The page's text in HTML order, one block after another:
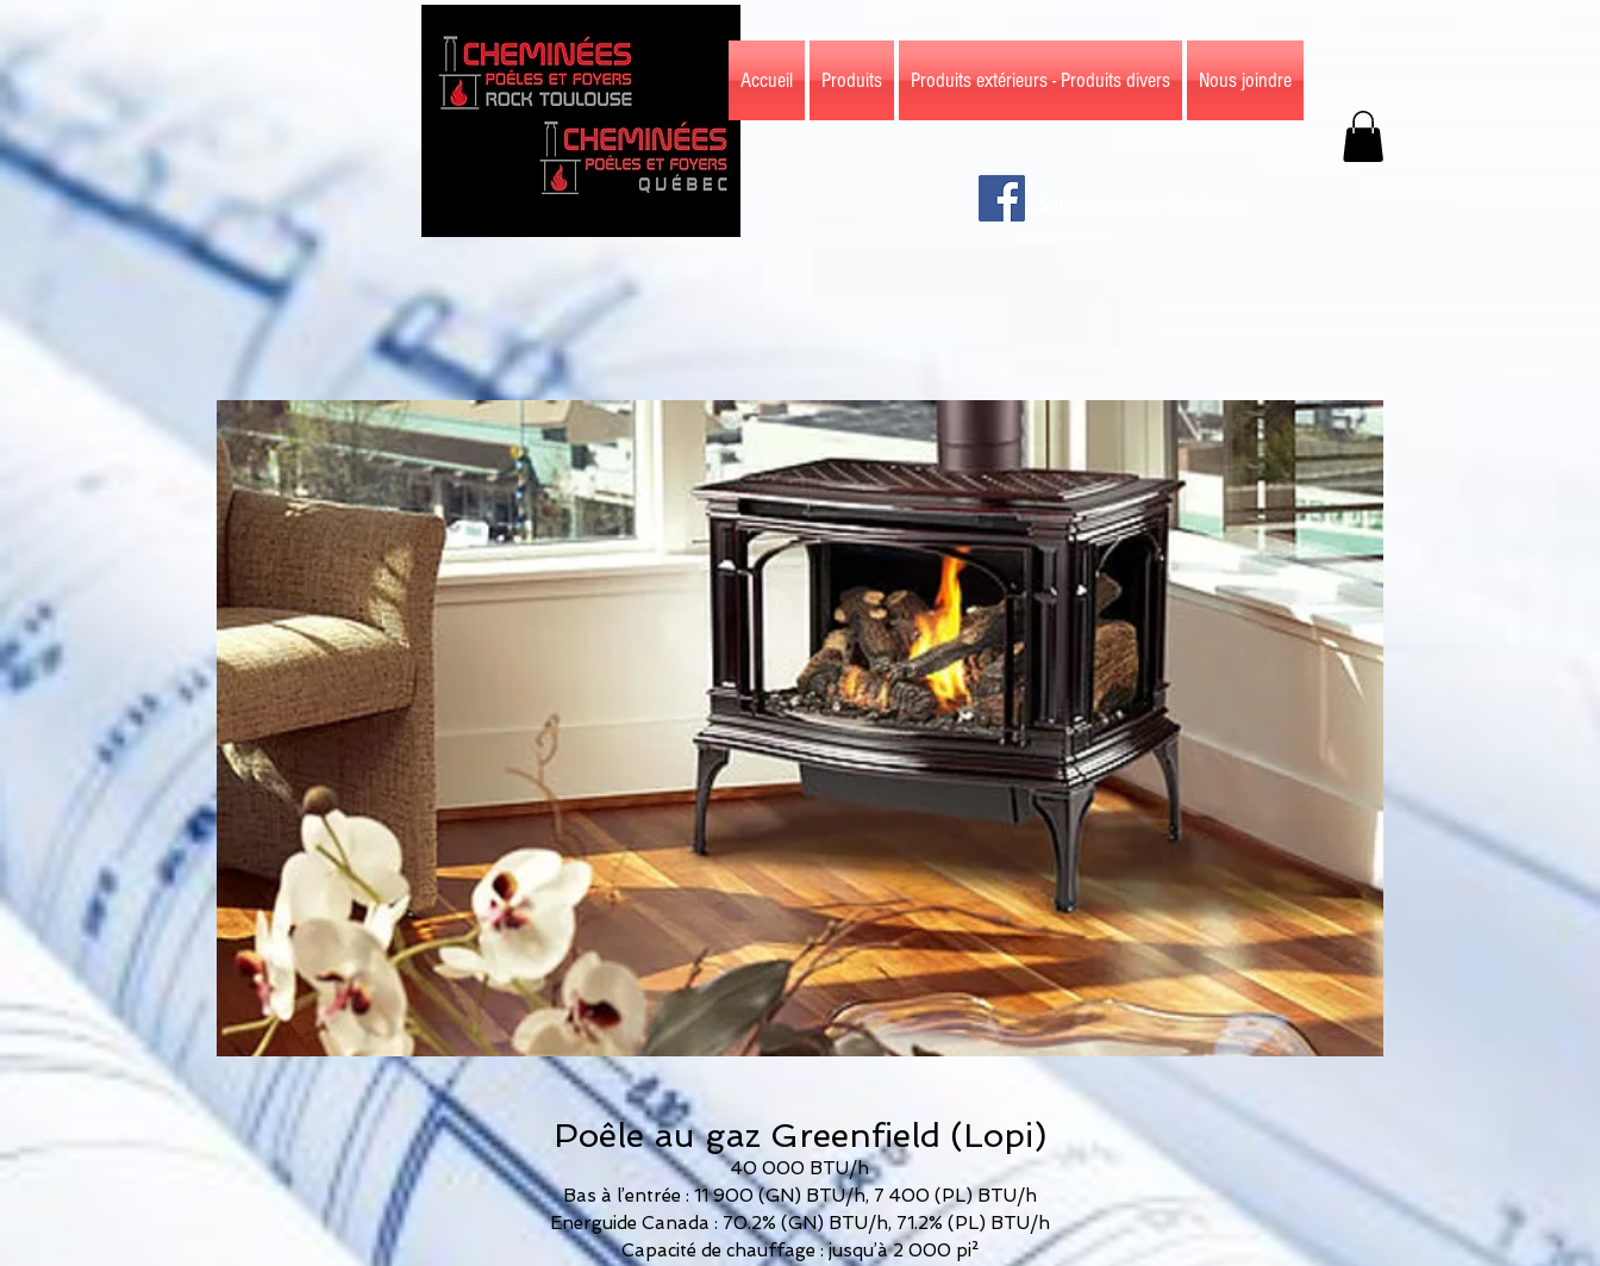
Accueil Produits Produits extérieurs - Produits divers Nous joindre
Poêle au gaz Greenfield (Lopi)
40 000 BTU/h
Bas à l’entrée : 11 900 (GN) BTU/h, 7 400 (PL) BTU/h
Energuide Canada : 70.2% (GN) BTU/h, 71.2% (PL) BTU/h
Capacité de chauffage : jusqu’à 2 000 pi²